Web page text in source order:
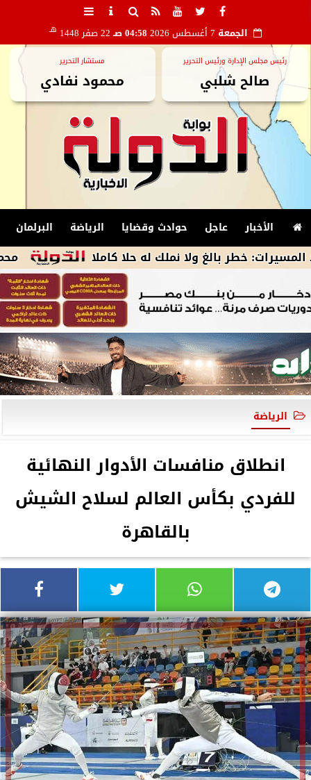
الجمعة 04:58 صـ 22 صفر 1448 هـ
رئيس مجلس الإدارة ورئيس التحرير
صالح شلبي
مستشار التحرير
محمود نفادي
الأخبار عاجل حوادث وقضايا الرياضة البرلمان
محمد الشيخ يمنح لاعبي بالغ ولا نملك له حلا كاملا
الرياضة
انطلاق منافسات الأدوار النهائية
للفردي بكأس العالم لسلاح الشيش
بالقاهرة